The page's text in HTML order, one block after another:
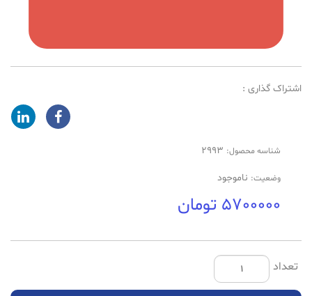
اشتراک گذاری :
شناسه محصول: 2993
وضعیت: ناموجود
5700000 تومان
تعداد